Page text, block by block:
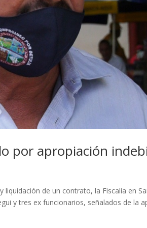
por apropiación
liquidación de un contrato, la Fiscalía en
y tres ex funcionarios, señalados de la